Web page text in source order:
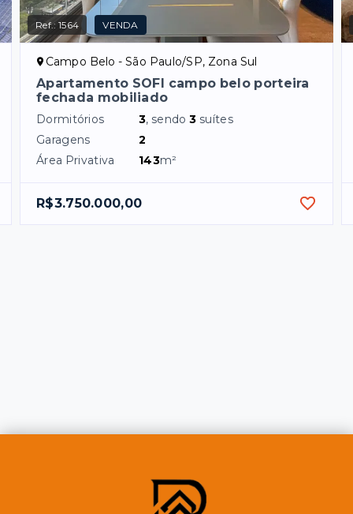
Ref.:1564 VENDA
Campo Belo - São Paulo/SP, Zona Sul
Apartamento SOFI campo belo porteira
fechada mobiliado
Dormitórios 3, sendo3 suítes
Garagens
2
Área Privativa
143m²
R$3.750.000,00